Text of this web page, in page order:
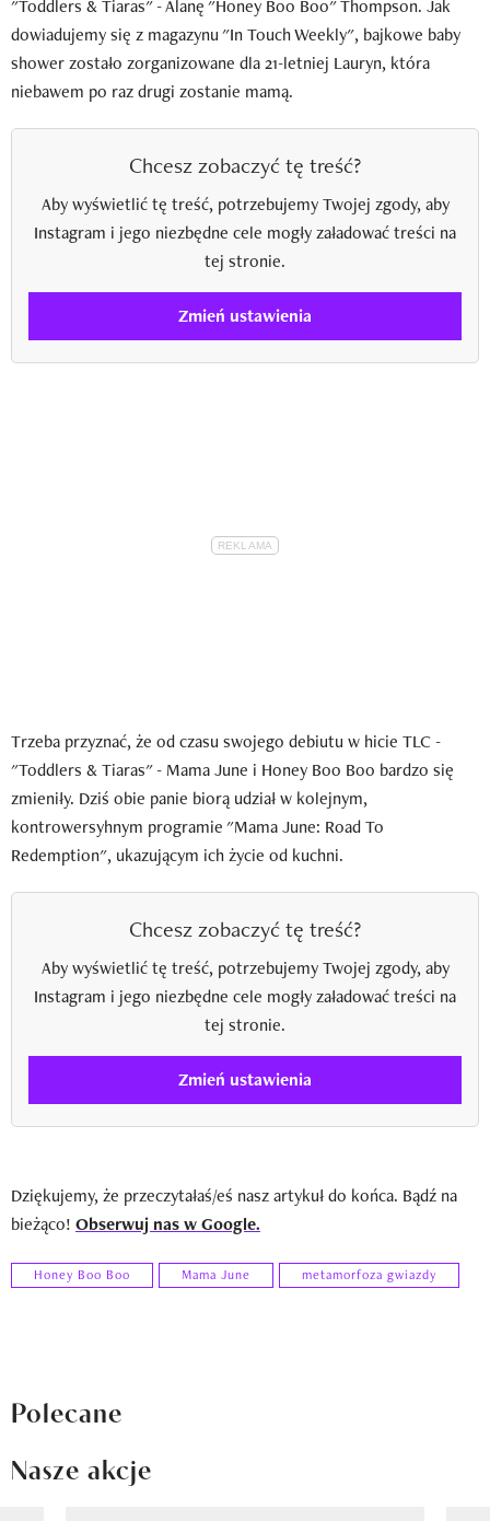
"Toddlers & Tiaras" - Alanę "Honey Boo Boo" Thompson. Jak
dowiadujemy się z magazynu "In Touch Weekly", bajkowe baby
shower zostało zorganizowane dla 21-letniej Lauryn, która
niebawem po raz drugi zostanie mamą.
Chcesz zobaczyć tę treść?
Aby wyświetlić tę treść, potrzebujemy Twojej zgody, aby
Instagram i jego niezbędne cele mogły załadować treści na
tej stronie.
Zmień ustawienia
Trzeba przyznać, że od czasu swojego debiutu w hicie TLC -
"Toddlers & Tiaras" - Mama June i Honey Boo Boo bardzo się
zmieniły. Dziś obie panie biorą udział w kolejnym,
kontrowersyhnym programie "Mama June: Road To
Redemption", ukazującym ich życie od kuchni.
Chcesz zobaczyć tę treść?
Aby wyświetlić tę treść, potrzebujemy Twojej zgody, aby
Instagram i jego niezbędne cele mogły załadować treści na
tej stronie.
Zmień ustawienia
Dziękujemy, że przeczytałaś/eś nasz artykuł do końca. Bądź na
bieżąco! Obserwuj nas w Google.
Honey Boo Boo Mama June metamorfoza gwiazdy
Polecane
Nasze akcje